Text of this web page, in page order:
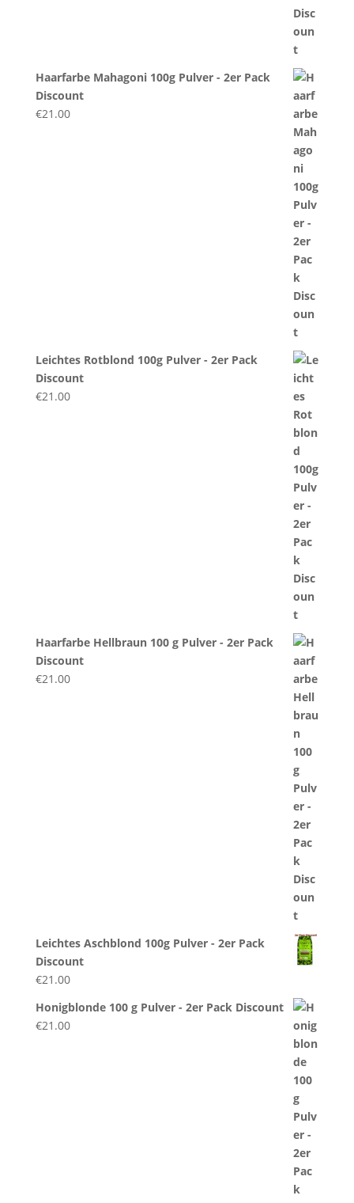
Haarfarbe Mahagoni 100g Pulver - 2er Pack
Discount
€21.00
Leichtes Rotblond 100g Pulver - 2er Pack
Discount
€21.00
Haarfarbe Hellbraun 100 g Pulver - 2er Pack
Discount
€21.00
Leichtes Aschblond 100g Pulver - 2er Pack
Discount
€21.00
Honigblonde 100 g Pulver - 2er Pack Discount
€21.00